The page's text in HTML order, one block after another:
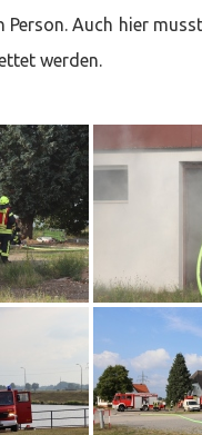
Auch hier
werden.